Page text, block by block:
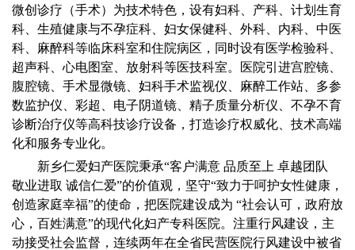
微创诊疗（手术）为技术特色，设有妇科、产科、计划生育
科、生殖健康与不孕症科、妇女保健科、外科、内科、中医
科、麻醉科等临床科室和住院病区，同时设有医学检验科、
超声科、心电图室、放射科等医技科室。医院引进宫腔镜、
腹腔镜、手术显微镜、妇科手术监视仪、麻醉工作站、多参
数监护仪、彩超、电子阴道镜、精子质量分析仪、不孕不育
诊断治疗仪等高科技诊疗设备，打造诊疗权威化、技术高端
化和服务专业化。
新乡仁爱妇产医院秉承“客户满意 品质至上 卓越团队
敬业进取 诚信仁爱”的价值观，坚守“致力于呵护女性健康，
创造家庭幸福”的使命，把医院建设成为 “社会认可，政府放
心，百姓满意”的现代化妇产专科医院。注重行风建设，主
动接受社会监督，连续两年在全省民营医院行风建设中被省